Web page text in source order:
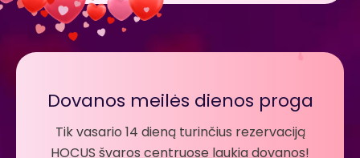
Dovanos meilės dienos proga
Tik vasario 14 dieną turinčius rezervaciją
HOCUS švaros centruose laukia dovanos!